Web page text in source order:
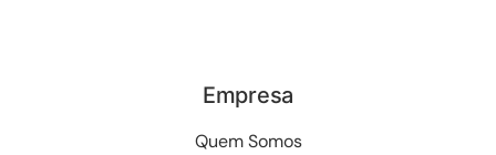
Empresa
Quem Somos